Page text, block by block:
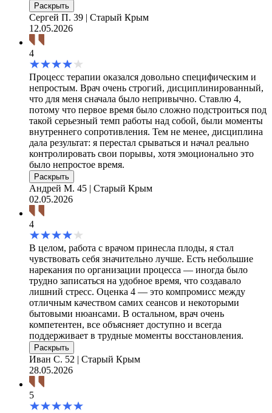
Раскрыть
Сергей П. 39 | Старый Крым
12.05.2026
4
Процесс терапии оказался довольно специфическим и
непростым. Врач очень строгий, дисциплинированный,
что для меня сначала было непривычно. Ставлю 4,
потому что первое время было сложно подстроиться под
такой серьезный темп работы над собой, были моменты
внутреннего сопротивления. Тем не менее, дисциплина
дала результат: я перестал срываться и начал реально
контролировать свои порывы, хотя эмоционально это
было непростое время.
Раскрыть
Андрей М. 45 | Старый Крым
02.05.2026
4
В целом, работа с врачом принесла плоды, я стал
чувствовать себя значительно лучше. Есть небольшие
нарекания по организации процесса — иногда было
трудно записаться на удобное время, что создавало
лишний стресс. Оценка 4 — это компромисс между
отличным качеством самих сеансов и некоторыми
бытовыми нюансами. В остальном, врач очень
компетентен, все объясняет доступно и всегда
поддерживает в трудные моменты восстановления.
Раскрыть
Иван С. 52 | Старый Крым
28.05.2026
5